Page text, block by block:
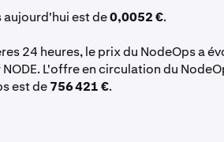
aujourd'hui est de0,0052 €.
24 heures, le prix du NodeOps a
L'offre en circulation du
est de756 421 €.